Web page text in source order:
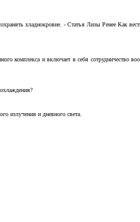
хладнокровие. - Статья Лизы Ренее Как
комплекса и включает в себя сотрудничество
излучения и дневного света.